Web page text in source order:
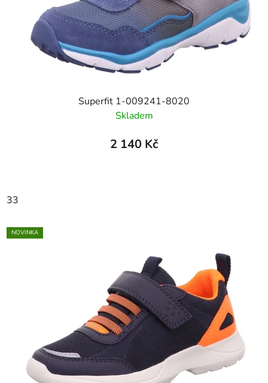
Superfit 1-009241-8020
Skladem
2 140 Kč
33
NOVINKA